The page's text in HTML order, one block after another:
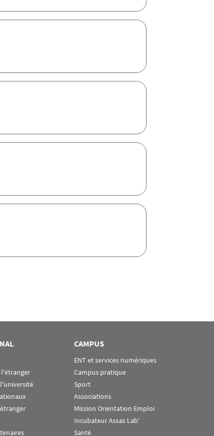
l'étranger
CAMPUS
ENT et services numériques
Campus pratique
Sport
Associations
Mission Orientation Emploi
Incubateur Assas Lab'
Santé